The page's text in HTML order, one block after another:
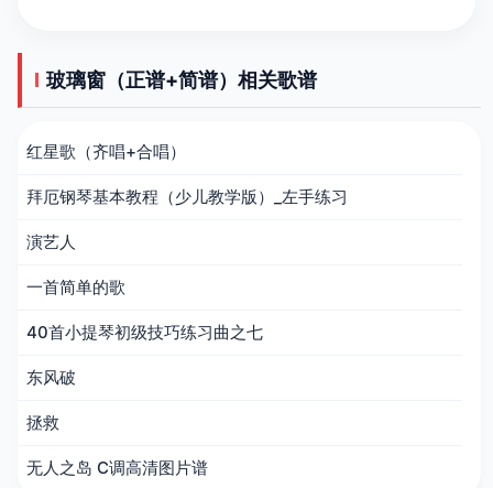
玻璃窗（正谱+简谱）相关歌谱
红星歌（齐唱+合唱）
拜厄钢琴基本教程（少儿教学版）_左手练习
演艺人
一首简单的歌
40首小提琴初级技巧练习曲之七
东风破
拯救
无人之岛 C调高清图片谱